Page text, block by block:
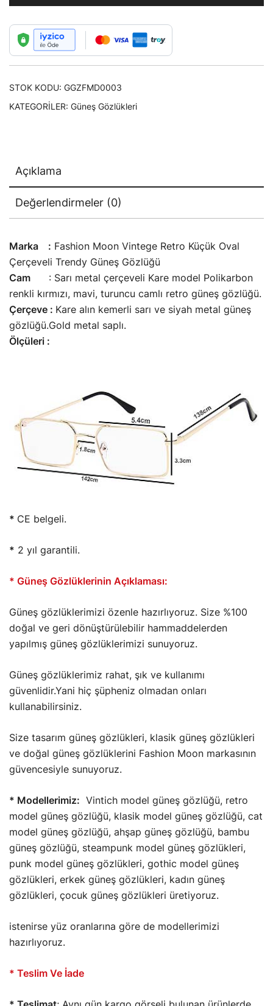
Dikdörtgen
Trendy
Gözlük
Çerçevesi
STOK KODU: GGZFMD0003
KATEGORILER: Güneş Gözlükleri
Açıklama
Değerlendirmeler (0)
Marka : Fashion Moon Vintege Retro Küçük Oval
Çerçeveli Trendy Güneş Gözlüğü
Cam : Sarı metal çerçeveli Kare model Polikarbon
renkli kırmızı, mavi, turuncu camlı retro güneş gözlüğü.
Çerçeve : Kare alın kemerli sarı ve siyah metal güneş
gözlüğü.Gold metal saplı.
Ölçüleri :
* CE belgeli.
* 2 yıl garantili.
* Güneş Gözlüklerinin Açıklaması:
Güneş gözlüklerimizi özenle hazırlıyoruz. Size %100
doğal ve geri dönüştürülebilir hammaddelerden
yapılmış güneş gözlüklerimizi sunuyoruz.
Güneş gözlüklerimiz rahat, şık ve kullanımı
güvenlidir.Yani hiç şüpheniz olmadan onları
kullanabilirsiniz.
Size tasarım güneş gözlükleri, klasik güneş gözlükleri
ve doğal güneş gözlüklerini Fashion Moon markasının
güvencesiyle sunuyoruz.
* Modellerimiz: Vintich model güneş gözlüğü, retro
model güneş gözlüğü, klasik model güneş gözlüğü, cat
model güneş gözlüğü, ahşap güneş gözlüğü, bambu
güneş gözlüğü, steampunk model güneş gözlükleri,
punk model güneş gözlükleri, gothic model güneş
gözlükleri, erkek güneş gözlükleri, kadın güneş
gözlükleri, çocuk güneş gözlükleri üretiyoruz.
istenirse yüz oranlarına göre de modellerimizi
hazırlıyoruz.
* Teslim Ve İade